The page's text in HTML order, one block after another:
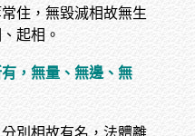
住，無毀滅相故無生
起相。
有，無量、無邊、無
別相故有名，法體離